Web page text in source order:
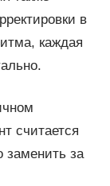
в
каждая
считается
заменить за